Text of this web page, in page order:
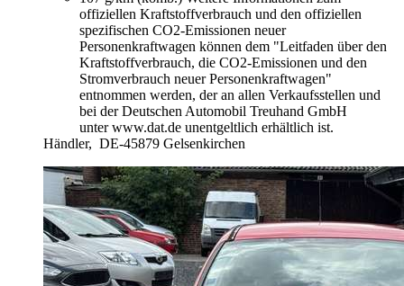
offiziellen Kraftstoffverbrauch und den offiziellen
spezifischen CO2-Emissionen neuer
Personenkraftwagen können dem "Leitfaden über den
Kraftstoffverbrauch, die CO2-Emissionen und den
Stromverbrauch neuer Personenkraftwagen"
entnommen werden, der an allen Verkaufsstellen und
bei der Deutschen Automobil Treuhand GmbH
unter www.dat.de unentgeltlich erhältlich ist.
Händler, DE-45879 Gelsenkirchen